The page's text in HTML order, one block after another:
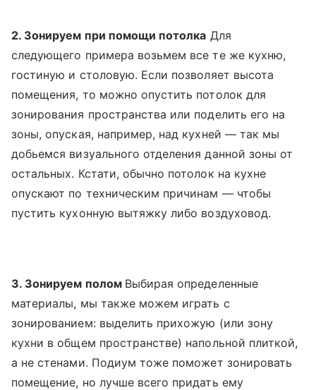
2. Зонируем при помощи потолка Для
следующего примера возьмем все те же кухню,
гостиную и столовую. Если позволяет высота
помещения, то можно опустить потолок для
зонирования пространства или поделить его на
зоны, опуская, например, над кухней — так мы
добьемся визуального отделения данной зоны от
остальных. Кстати, обычно потолок на кухне
опускают по техническим причинам — чтобы
пустить кухонную вытяжку либо воздуховод.
3. Зонируем полом Выбирая определенные
материалы, мы также можем играть с
зонированием: выделить прихожую (или зону
кухни в общем пространстве) напольной плиткой,
а не стенами. Подиум тоже поможет зонировать
помещение, но лучше всего придать ему